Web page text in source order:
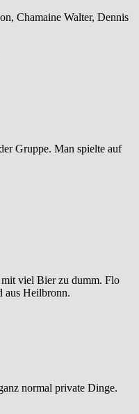
Chamaine Walter, Dennis
Gruppe. Man spielte auf
mit viel Bier zu dumm. Flo
aus Heilbronn.
normal private Dinge.